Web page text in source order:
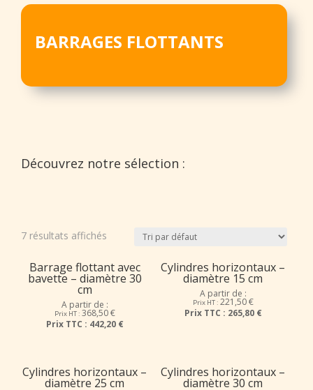
BARRAGES FLOTTANTS
Découvrez notre sélection :
7 résultats affichés
Barrage flottant avec
bavette – diamètre 30
cm
A partir de :
Prix HT : 368,50€
Prix TTC : 442,20 €
Cylindres horizontaux –
diamètre 15 cm
A partir de :
Prix HT : 221,50€
Prix TTC : 265,80 €
Cylindres horizontaux –
diamètre 25 cm
Cylindres horizontaux –
diamètre 30 cm